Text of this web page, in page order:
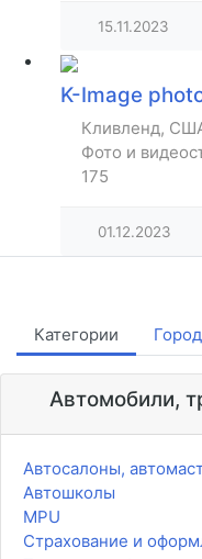
15.11.2023
K-Image
Кливленд,
Фото и
175
01.12.2023
Категории
Автомобили,
Автосалоны,
Автошколы
MPU
Страхование и